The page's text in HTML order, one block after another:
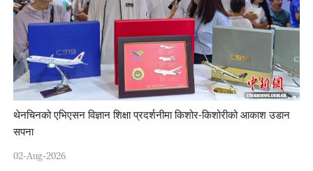
थेनचिनको एभिएसन विज्ञान शिक्षा प्रदर्शनीमा किशोर-किशोरीको आकाश उडान
सपना
02-Aug-2026